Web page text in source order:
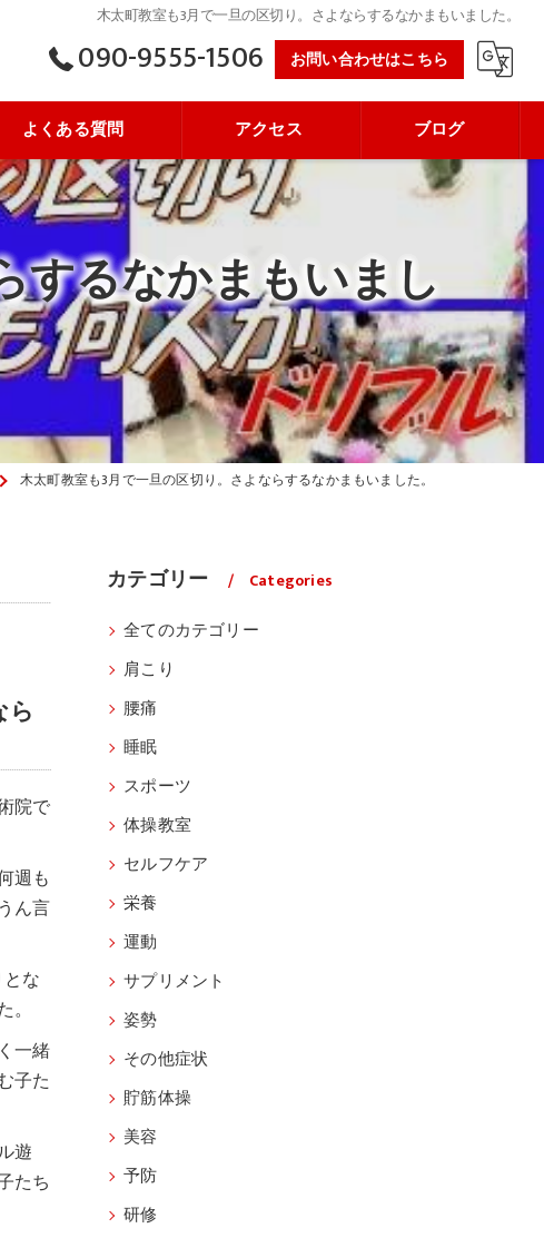
木太町教室も3月で一旦の区切り。さよならするなかまもいました。
090-9555-1506 お問い合わせはこちら
よくある質問 アクセス ブログ
するなかまもいまし
木太町教室も3月で一旦の区切り。さよならするなかまもいました。
ら
院で
週も
ん言
な
一緒
子た
遊
たち
カテゴリー Categories
全てのカテゴリー
肩こり
腰痛
睡眠
スポーツ
体操教室
セルフケア
栄養
運動
サプリメント
姿勢
その他症状
貯筋体操
美容
予防
研修